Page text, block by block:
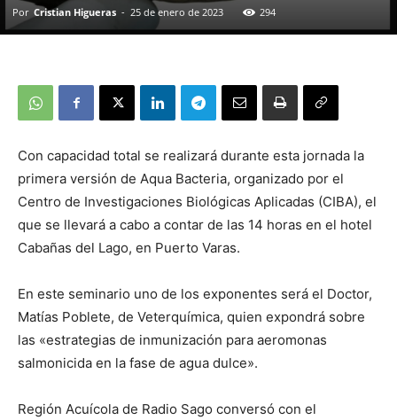
Por Cristian Higueras - 25 de enero de 2023 294
Con capacidad total se realizará durante esta jornada la
primera versión de Aqua Bacteria, organizado por el
Centro de Investigaciones Biológicas Aplicadas (CIBA), el
que se llevará a cabo a contar de las 14 horas en el hotel
Cabañas del Lago, en Puerto Varas.
En este seminario uno de los exponentes será el Doctor,
Matías Poblete, de Veterquímica, quien expondrá sobre
las «estrategias de inmunización para aeromonas
salmonicida en la fase de agua dulce».
Región Acuícola de Radio Sago conversó con el